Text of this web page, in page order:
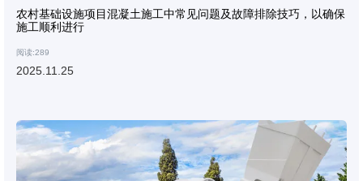
农村基础设施项目混凝土施工中常见问题及故障排除技巧，以确保
施工顺利进行
阅读:289
2025.11.25